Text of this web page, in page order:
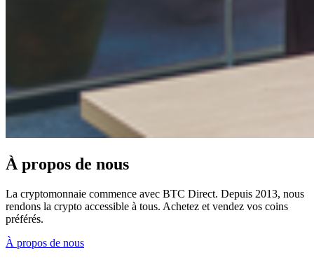
À propos de nous
La cryptomonnaie commence avec BTC Direct. Depuis 2013, nous
rendons la crypto accessible à tous. Achetez et vendez vos coins
préférés.
À propos de nous